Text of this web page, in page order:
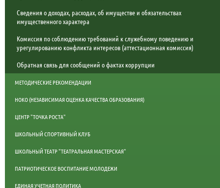
Сведения о доходах, расходах, об имуществе и обязательствах
имущественного характера
Комиссия по соблюдению требований к служебному поведению и
урегулированию конфликта интересов (аттестационная комиссия)
Обратная связь для сообщений о фактах коррупции
МЕТОДИЧЕСКИЕ РЕКОМЕНДАЦИИ
НОКО (НЕЗАВИСИМАЯ ОЦЕНКА КАЧЕСТВА ОБРАЗОВАНИЯ)
ЦЕНТР "ТОЧКА РОСТА"
ШКОЛЬНЫЙ СПОРТИВНЫЙ КЛУБ
ШКОЛЬНЫЙ ТЕАТР "ТЕАТРАЛЬНАЯ МАСТЕРСКАЯ"
ПАТРИОТИЧЕСКОЕ ВОСПИТАНИЕ МОЛОДЕЖИ
ЕДИНАЯ УЧЕТНАЯ ПОЛИТИКА